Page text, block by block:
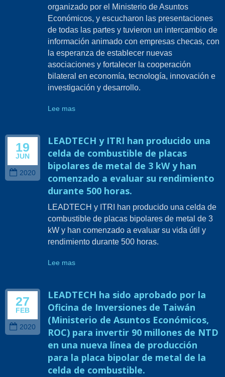
organizado por el Ministerio de Asuntos
Económicos, y escucharon las presentaciones
de todas las partes y tuvieron un intercambio de
información animado con empresas checas, con
la esperanza de establecer nuevas
asociaciones y fortalecer la cooperación
bilateral en economía, tecnología, innovación e
investigación y desarrollo.
Lee mas
19
JUN
2020
LEADTECH y ITRI han producido una
celda de combustible de placas
bipolares de metal de 3 kW y han
comenzado a evaluar su rendimiento
durante 500 horas.
LEADTECH y ITRI han producido una celda de
combustible de placas bipolares de metal de 3
kW y han comenzado a evaluar su vida útil y
rendimiento durante 500 horas.
Lee mas
27
FEB
2020
LEADTECH ha sido aprobado por la
Oficina de Inversiones de Taiwán
(Ministerio de Asuntos Económicos,
ROC) para invertir 90 millones de NTD
en una nueva línea de producción
para la placa bipolar de metal de la
celda de combustible.